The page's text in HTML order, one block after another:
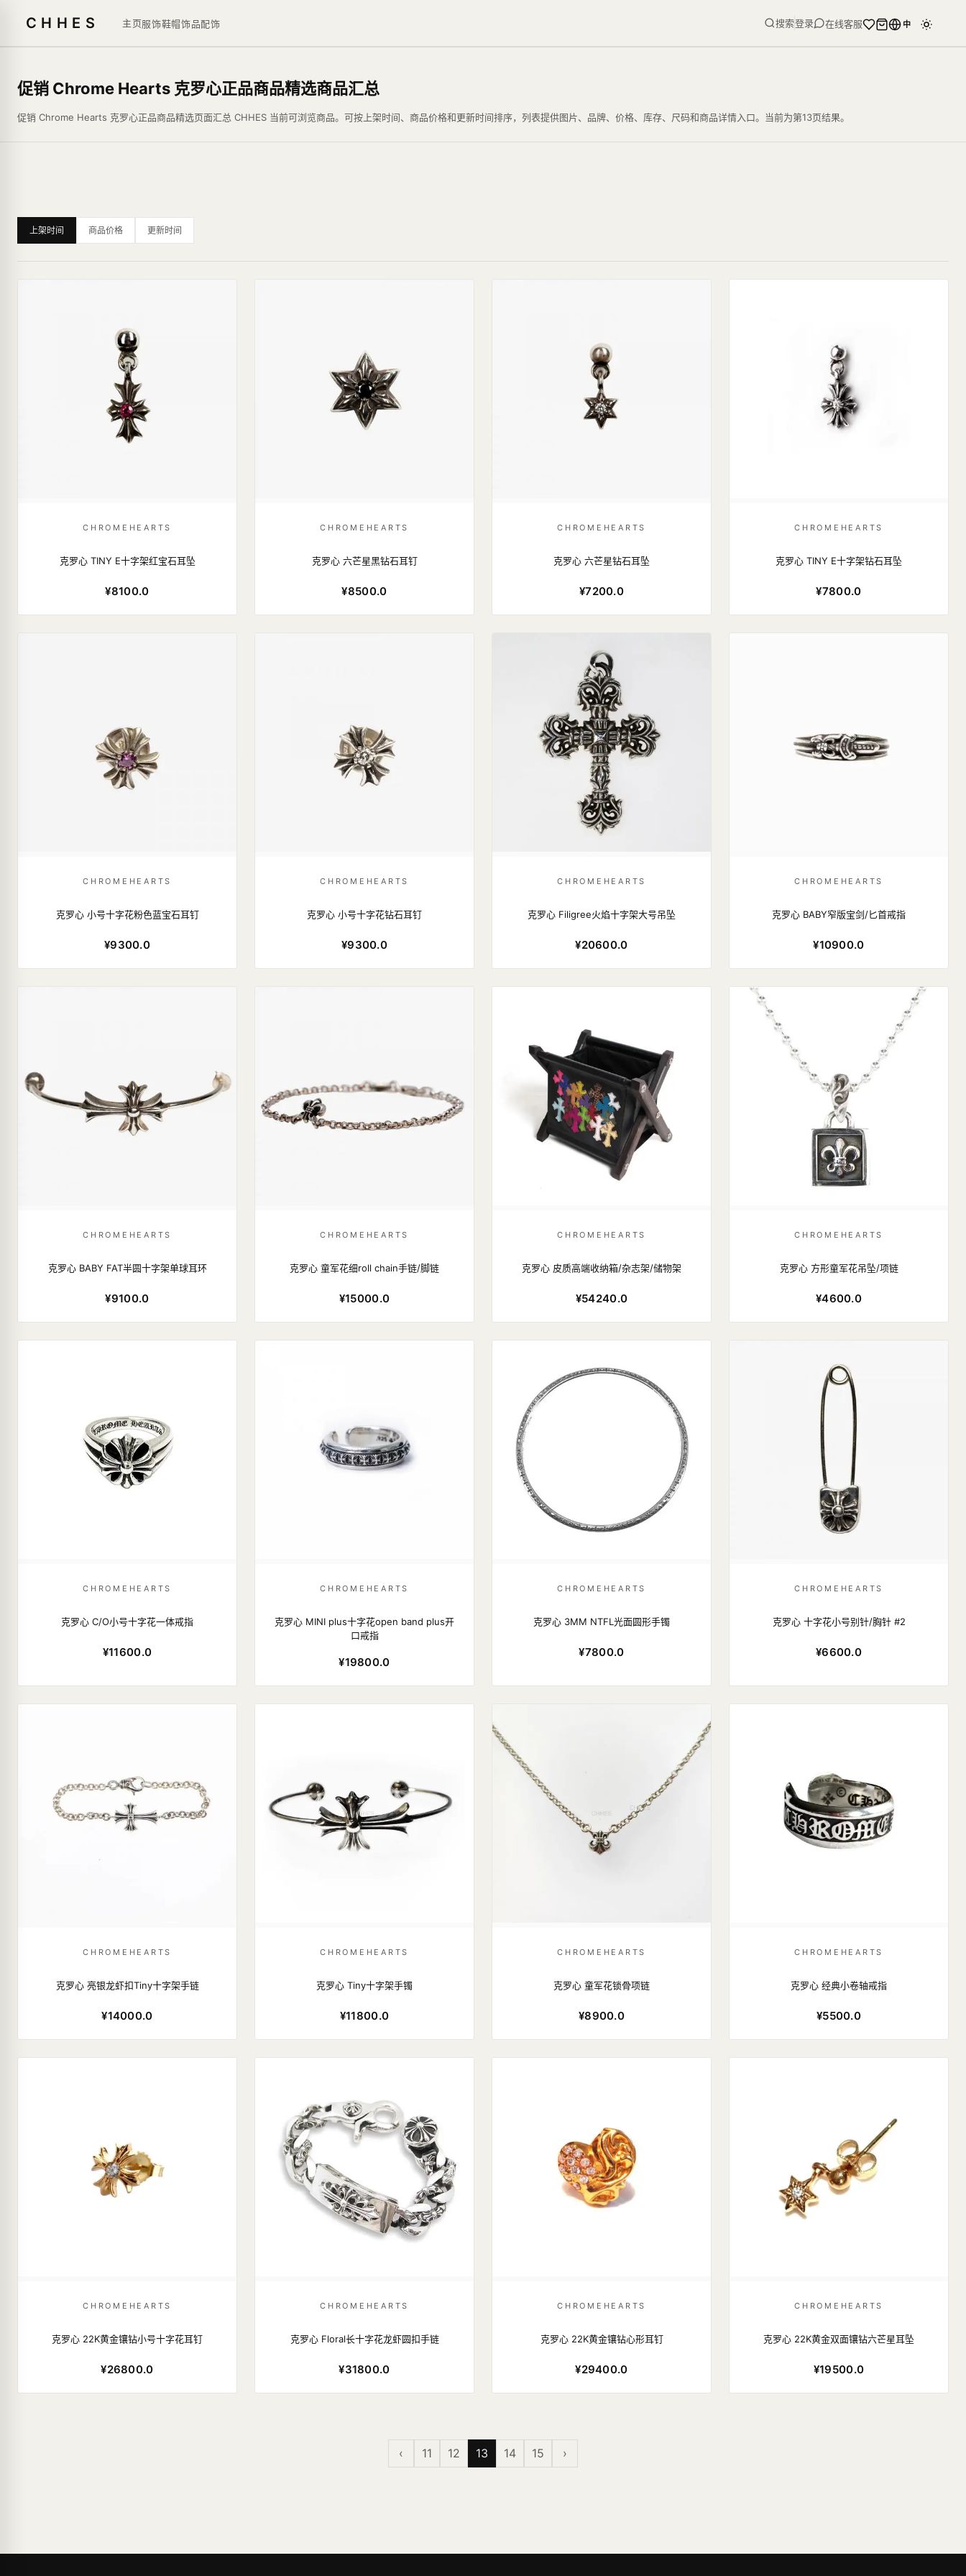
CHHES 主页服饰鞋帽饰品配饰 搜索登录 在线客服 中
促销 Chrome Hearts 克罗心正品商品精选商品汇总
促销 Chrome Hearts 克罗心正品商品精选页面汇总 CHHES 当前可浏览商品。可按上架时间、商品价格和更新时间排序，列表提供图片、品牌、价格、库存、尺码和商品详情入口。当前为第13页结果。
上架时间 商品价格 更新时间
CHROMEHEARTS
克罗心 TINY E十字架红宝石耳坠
¥8100.0
CHROMEHEARTS
克罗心 六芒星黑钻石耳钉
¥8500.0
CHROMEHEARTS
克罗心 六芒星钻石耳坠
¥7200.0
CHROMEHEARTS
克罗心 TINY E十字架钻石耳坠
¥7800.0
CHROMEHEARTS
克罗心 小号十字花粉色蓝宝石耳钉
¥9300.0
CHROMEHEARTS
克罗心 小号十字花钻石耳钉
¥9300.0
CHROMEHEARTS
克罗心 Filigree火焰十字架大号吊坠
¥20600.0
CHROMEHEARTS
克罗心 BABY窄版宝剑/匕首戒指
¥10900.0
CHROMEHEARTS
克罗心 BABY FAT半圆十字架单球耳环
¥9100.0
CHROMEHEARTS
克罗心 童军花细roll chain手链/脚链
¥15000.0
CHROMEHEARTS
克罗心 皮质高端收纳箱/杂志架/储物架
¥54240.0
CHROMEHEARTS
克罗心 方形童军花吊坠/项链
¥4600.0
CHROMEHEARTS
克罗心 C/O小号十字花一体戒指
¥11600.0
CHROMEHEARTS
克罗心 MINI plus十字花open band plus开
口戒指
¥19800.0
CHROMEHEARTS
克罗心 3MM NTFL光面圆形手镯
¥7800.0
CHROMEHEARTS
克罗心 十字花小号别针/胸针 #2
¥6600.0
CHROMEHEARTS
克罗心 亮银龙虾扣Tiny十字架手链
¥14000.0
CHROMEHEARTS
克罗心 Tiny十字架手镯
¥11800.0
CHROMEHEARTS
克罗心 童军花锁骨项链
¥8900.0
CHROMEHEARTS
克罗心 经典小卷轴戒指
¥5500.0
CHROMEHEARTS
克罗心 22K黄金镶钻小号十字花耳钉
¥26800.0
CHROMEHEARTS
克罗心 Floral长十字花龙虾圆扣手链
¥31800.0
CHROMEHEARTS
克罗心 22K黄金镶钻心形耳钉
¥29400.0
CHROMEHEARTS
克罗心 22K黄金双面镶钻六芒星耳坠
¥19500.0
‹ 11 12 13 14 15 ›